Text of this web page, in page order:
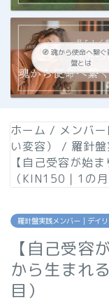
🧭 魂から使命へ繋ぐ
盤とは
ホーム / メンバ
い変容）
/ 羅針
【自己受容が始
（KIN150｜1の
羅針盤実践メンバー｜デイ
【自己受容
から生まれ
目）